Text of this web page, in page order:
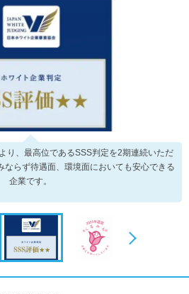
り、最高位であるSSS判定を2期連続いただ
ならず待遇面、環境面においても安心できる
企業です。